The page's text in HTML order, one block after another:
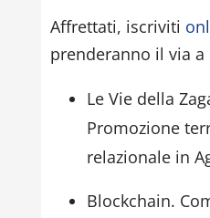
Affrettati, iscriviti
prenderanno il via a
Le Vie della
Promozione
relazionale in
Blockchain.